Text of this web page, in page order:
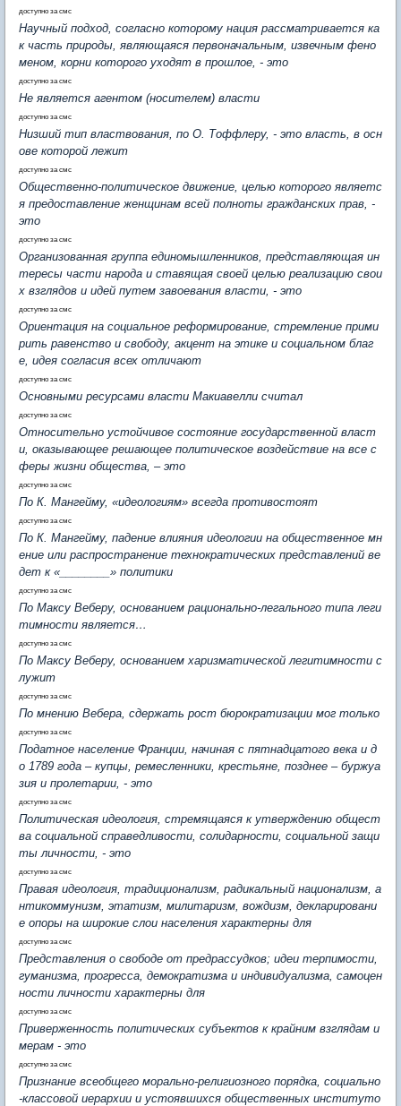
доступно за смс
Научный подход, согласно которому нация рассматривается ка
к часть природы, являющаяся первоначальным, извечным фено
меном, корни которого уходят в прошлое, - это
доступно за смс
Не является агентом (носителем) власти
доступно за смс
Низший тип властвования, по О. Тоффлеру, - это власть, в осн
ове которой лежит
доступно за смс
Общественно-политическое движение, целью которого являетс
я предоставление женщинам всей полноты гражданских прав, -
это
доступно за смс
Организованная группа единомышленников, представляющая ин
тересы части народа и ставящая своей целью реализацию свои
х взглядов и идей путем завоевания власти, - это
доступно за смс
Ориентация на социальное реформирование, стремление прими
рить равенство и свободу, акцент на этике и социальном благ
е, идея согласия всех отличают
доступно за смс
Основными ресурсами власти Макиавелли считал
доступно за смс
Относительно устойчивое состояние государственной власт
и, оказывающее решающее политическое воздействие на все с
феры жизни общества, – это
доступно за смс
По К. Мангейму, «идеологиям» всегда противостоят
доступно за смс
По К. Мангейму, падение влияния идеологии на общественное мн
ение или распространение технократических представлений ве
дет к «________» политики
доступно за смс
По Максу Веберу, основанием рационально-легального типа леги
тимности является…
доступно за смс
По Максу Веберу, основанием харизматической легитимности с
лужит
доступно за смс
По мнению Вебера, сдержать рост бюрократизации мог только
доступно за смс
Податное население Франции, начиная с пятнадцатого века и д
о 1789 года – купцы, ремесленники, крестьяне, позднее – буржуа
зия и пролетарии, - это
доступно за смс
Политическая идеология, стремящаяся к утверждению общест
ва социальной справедливости, солидарности, социальной защи
ты личности, - это
доступно за смс
Правая идеология, традиционализм, радикальный национализм, а
нтикоммунизм, этатизм, милитаризм, вождизм, декларировани
е опоры на широкие слои населения характерны для
доступно за смс
Представления о свободе от предрассудков; идеи терпимости,
гуманизма, прогресса, демократизма и индивидуализма, самоцен
ности личности характерны для
доступно за смс
Приверженность политических субъектов к крайним взглядам и
мерам - это
доступно за смс
Признание всеобщего морально-религиозного порядка, социально
-классовой иерархии и устоявшихся общественных институто